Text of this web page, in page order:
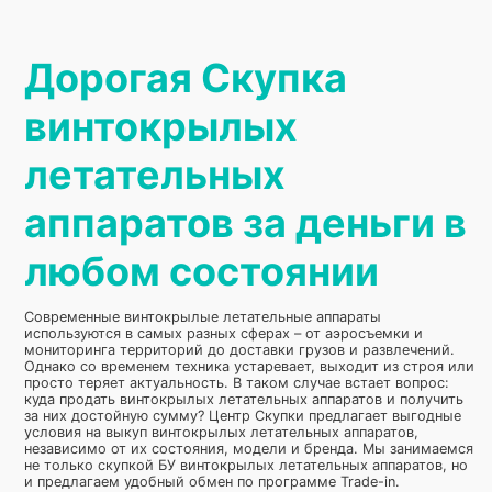
Дорогая Скупка
винтокрылых
летательных
аппаратов за деньги в
любом состоянии
Современные винтокрылые летательные аппараты
используются в самых разных сферах – от аэросъемки и
мониторинга территорий до доставки грузов и развлечений.
Однако со временем техника устаревает, выходит из строя или
просто теряет актуальность. В таком случае встает вопрос:
куда продать винтокрылых летательных аппаратов и получить
за них достойную сумму? Центр Скупки предлагает выгодные
условия на выкуп винтокрылых летательных аппаратов,
независимо от их состояния, модели и бренда. Мы занимаемся
не только скупкой БУ винтокрылых летательных аппаратов, но
и предлагаем удобный обмен по программе Trade-in.